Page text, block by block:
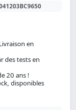
en
des tests en
20 ans !
disponibles